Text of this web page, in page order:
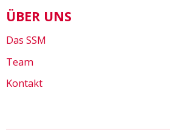
ÜBER UNS
Das SSM
Team
Kontakt